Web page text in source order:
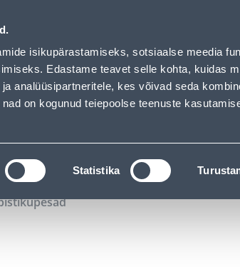
isikupärastamiseks, sotsiaalse meedia
Edastame teavet selle kohta, kuidas
analüüsipartneritele, kes võivad seda
on kogunud teiepoolse teenuste
Statistika
Teenused Karjäärileht
OTSI
TÖÖRIISTALAENUTUS